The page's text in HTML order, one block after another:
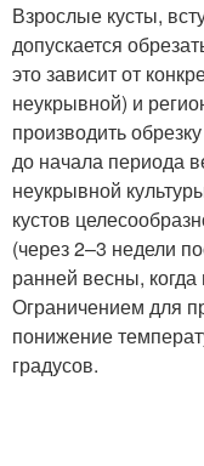
Взрослые кусты,
допускается
это зависит от
неукрывной) и
производить
до начала периода
неукрывной
кустов
(через 2–3 недели
ранней весны,
Ограничением для
понижение
градусов.